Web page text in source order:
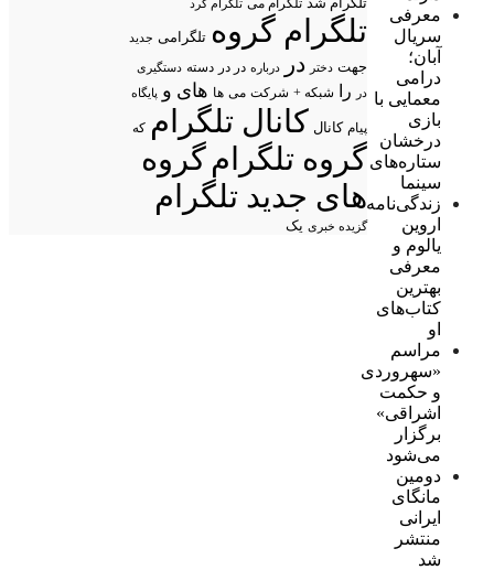
معرفی
سریال
آبان؛
درامی
معمایی با
بازی
درخشان
ستاره‌های
سینما
زندگی‌نامه
اروین
یالوم و
معرفی
بهترین
کتاب‌های
او
مراسم
«سهروردی
و حکمت
اشراقی»
برگزار
می‌شود
دومین
مانگای
ایرانی
منتشر
شد
تلگرام می تلگرام کرد
تلگرام گروه تلگرامی جدید
جهت دختر در درباره در در دسته دستگیری
در
را شبکه + شرکت می ها های و پایگاه
پیام کانال کانال تلگرام که
گروه تلگرامگروه
های جدید تلگرام
گزیده خبری یک